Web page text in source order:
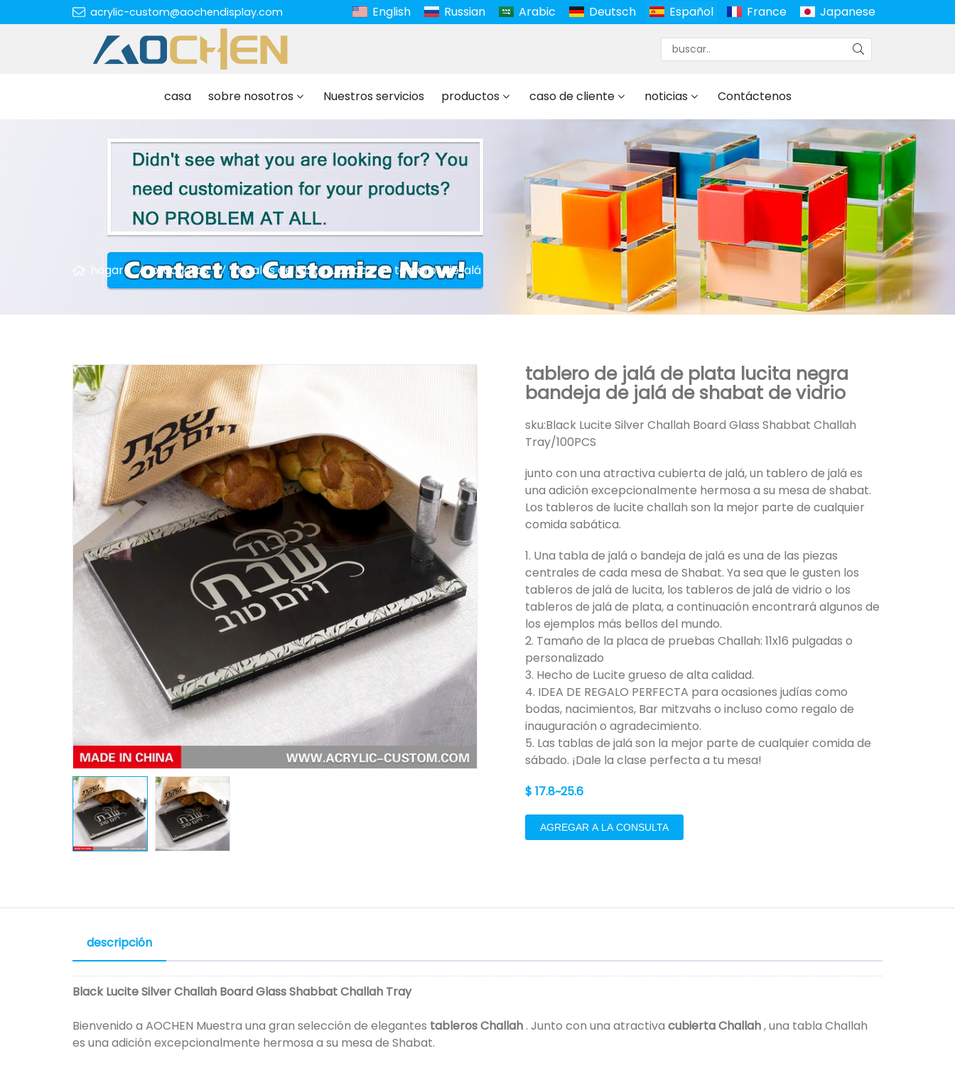
acrylic-custom@aochendisplay.com English Russian Arabic Deutsch Español France Japanese
casa sobre nosotros Nuestros servicios productos caso de cliente noticias Contáctenos
hogar productos regalos de lucita judaica tableros de jalá
tablero de jalá de plata lucita negra
bandeja de jalá de shabat de vidrio
sku:Black Lucite Silver Challah Board Glass Shabbat Challah
Tray/100PCS
junto con una atractiva cubierta de jalá, un tablero de jalá es
una adición excepcionalmente hermosa a su mesa de shabat.
Los tableros de lucite challah son la mejor parte de cualquier
comida sabática.
1. Una tabla de jalá o bandeja de jalá es una de las piezas
centrales de cada mesa de Shabat. Ya sea que le gusten los
tableros de jalá de lucita, los tableros de jalá de vidrio o los
tableros de jalá de plata, a continuación encontrará algunos de
los ejemplos más bellos del mundo.
2. Tamaño de la placa de pruebas Challah: 11x16 pulgadas o
personalizado
3. Hecho de Lucite grueso de alta calidad.
4. IDEA DE REGALO PERFECTA para ocasiones judías como
bodas, nacimientos, Bar mitzvahs o incluso como regalo de
inauguración o agradecimiento.
5. Las tablas de jalá son la mejor parte de cualquier comida de
sábado. ¡Dale la clase perfecta a tu mesa!
$ 17.8~25.6
AGREGAR A LA CONSULTA
descripción
Black Lucite Silver Challah Board Glass Shabbat Challah Tray
Bienvenido a AOCHEN Muestra una gran selección de elegantes tableros Challah . Junto con una atractiva cubierta Challah, una tabla Challah
es una adición excepcionalmente hermosa a su mesa de Shabat.